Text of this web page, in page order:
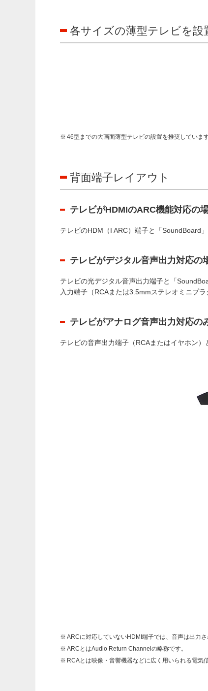
各サイズの薄型テレビを
46型までの大画面薄型テレビの設置を推奨していま
背面端子レイアウト
テレビがHDMIのARC機能対応の
テレビのHDM（I ARC）端子と「SoundBoard
テレビがデジタル音声出力対応の
テレビの光デジタル音声出力端子と「
入力端子（RCAまたは3.5mmステレオミニプラ
テレビがアナログ音声出力対応の
テレビの音声出力端子（RCAまたはイヤホン
ARCに対応していないHDMI端子では、音声は出力
ARCとはAudio Return Channelの略称です。
RCAとは映像・音響機器などに広く用いられる電気